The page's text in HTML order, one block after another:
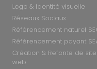
Logo & Identité visuelle
Réseaux Sociaux
Référencement naturel
Référencement payant
Création & Refonte de site
web